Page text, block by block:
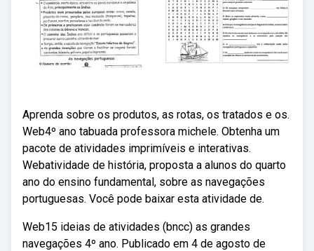
Aprenda sobre os produtos, as rotas, os tratados e os.
Web4º ano tabuada professora michele. Obtenha um
pacote de atividades imprimíveis e interativas.
Webatividade de história, proposta a alunos do quarto
ano do ensino fundamental, sobre as navegações
portuguesas. Você pode baixar esta atividade de.
Web15 ideias de atividades (bncc) as grandes
navegações 4º ano. Publicado em 4 de agosto de